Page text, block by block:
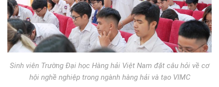
Sinh viên Trường Đại học Hàng hải Việt Nam đặt câu hỏi về cơ
hội nghề nghiệp trong ngành hàng hải và tạo VIMC